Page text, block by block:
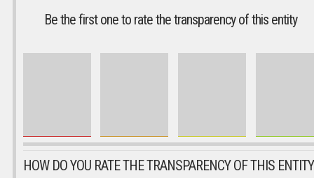
Be the first one to rate the transparency of this entity
HOW DO YOU RATE THE TRANSPARENCY OF THIS